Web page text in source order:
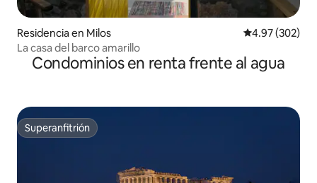
Residencia en Milos Calificación
4.97 (302)
La casa del barco amarillo
Condominios en renta frente al agua
Superanfitrión
Superanfitrión